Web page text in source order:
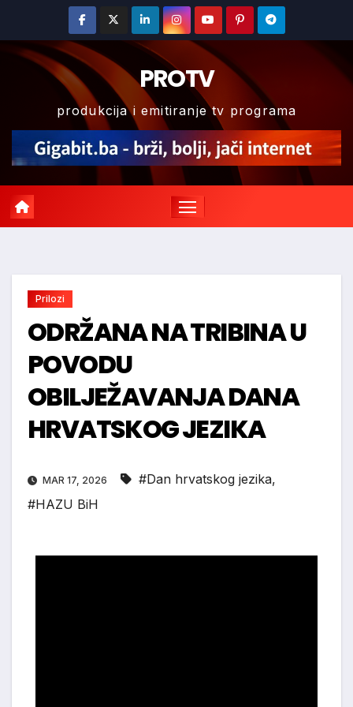
content
PROTV
produkcija i emitiranje tv programa
Prilozi
ODRŽANA NA TRIBINA U
POVODU
OBILJEŽAVANJA DANA
HRVATSKOG JEZIKA
MAR 17, 2026 #Dan hrvatskog jezika,
#HAZU BiH